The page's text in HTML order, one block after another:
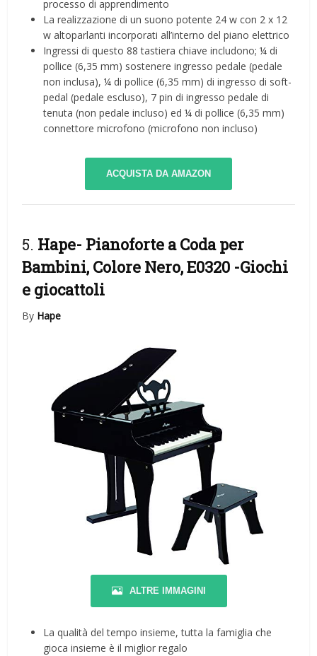
processo di apprendimento
La realizzazione di un suono potente 24 w con 2 x 12
w altoparlanti incorporati all’interno del piano elettrico
Ingressi di questo 88 tastiera chiave includono; ¼ di
pollice (6,35 mm) sostenere ingresso pedale (pedale
non inclusa), ¼ di pollice (6,35 mm) di ingresso di soft-
pedal (pedale escluso), 7 pin di ingresso pedale di
tenuta (non pedale incluso) ed ¼ di pollice (6,35 mm)
connettore microfono (microfono non incluso)
ACQUISTA DA AMAZON
5. Hape- Pianoforte a Coda per
Bambini, Colore Nero, E0320 -Giochi
e giocattoli
By Hape
ALTRE IMMAGINI
La qualità del tempo insieme, tutta la famiglia che
gioca insieme è il miglior regalo